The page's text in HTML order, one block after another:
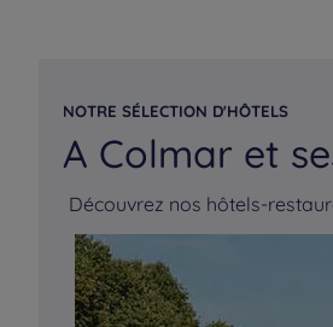
NOTRE SÉLECTION D'HÔTELS
A Colmar et
Découvrez nos hôtels-